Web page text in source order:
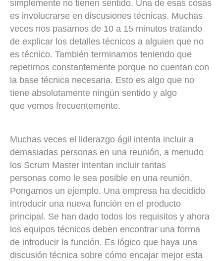
simplemente no tienen sentido. Una de esas cosas
es involucrarse en discusiones técnicas. Muchas
veces nos pasamos de 10 a 15 minutos tratando
de explicar los detalles técnicos a alguien que no
es técnico. También terminamos teniendo que
repetirnos constantemente porque no cuentan con
la base técnica necesaria. Esto es algo que no
tiene absolutamente ningún sentido y algo
que vemos frecuentemente.
Muchas veces el liderazgo ágil intenta incluir a
demasiadas personas en una reunión, a menudo
los Scrum Master intentan incluir tantas
personas como le sea posible en una reunión.
Pongamos un ejemplo. Una empresa ha decidido
introducir una nueva función en el producto
principal. Se han dado todos los requisitos y ahora
los equipos técnicos deben encontrar una forma
de introducir la función. Es lógico que haya una
discusión técnica sobre cómo encajar mejor esta